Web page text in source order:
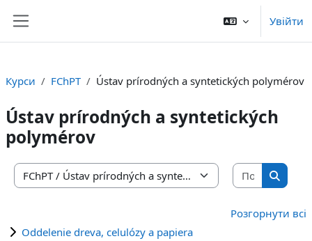
Увійти
Курси FChPT Ústav prírodných a syntetických polymérov
Ústav prírodných a syntetických
polymérov
Категорії курсів
Пошук
Пошук
Розгорнути всі
Oddelenie dreva, celulózy a papiera